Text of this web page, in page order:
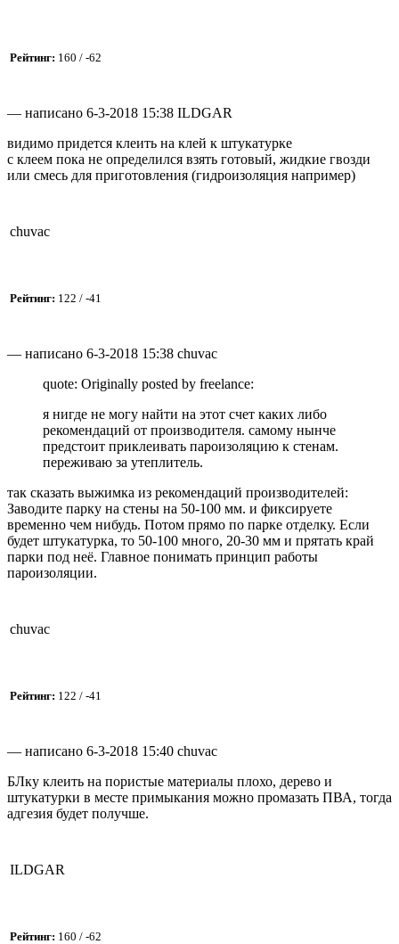
Рейтинг: 160 / -62
— написано 6-3-2018 15:38 ILDGAR
видимо придется клеить на клей к штукатурке
с клеем пока не определился взять готовый, жидкие гвозди
или смесь для приготовления (гидроизоляция например)
chuvac
Рейтинг: 122 / -41
— написано 6-3-2018 15:38 chuvac
quote: Originally posted by freelance:
я нигде не могу найти на этот счет каких либо
рекомендаций от производителя. самому нынче
предстоит приклеивать пароизоляцию к стенам.
переживаю за утеплитель.
так сказать выжимка из рекомендаций производителей:
Заводите парку на стены на 50-100 мм. и фиксируете
временно чем нибудь. Потом прямо по парке отделку. Если
будет штукатурка, то 50-100 много, 20-30 мм и прятать край
парки под неё. Главное понимать принцип работы
пароизоляции.
chuvac
Рейтинг: 122 / -41
— написано 6-3-2018 15:40 chuvac
БЛку клеить на пористые материалы плохо, дерево и
штукатурки в месте примыкания можно промазать ПВА, тогда
адгезия будет получше.
ILDGAR
Рейтинг: 160 / -62